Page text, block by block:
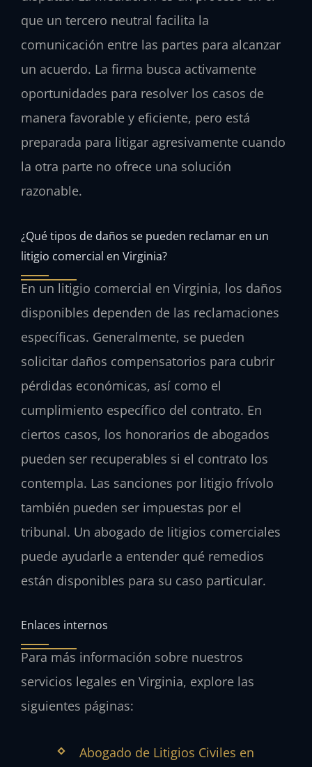
que un tercero neutral facilita la
comunicación entre las partes para alcanzar
un acuerdo. La firma busca activamente
oportunidades para resolver los casos de
manera favorable y eficiente, pero está
preparada para litigar agresivamente cuando
la otra parte no ofrece una solución
razonable.
¿Qué tipos de daños se pueden reclamar en un
litigio comercial en Virginia?
En un litigio comercial en Virginia, los daños
disponibles dependen de las reclamaciones
específicas. Generalmente, se pueden
solicitar daños compensatorios para cubrir
pérdidas económicas, así como el
cumplimiento específico del contrato. En
ciertos casos, los honorarios de abogados
pueden ser recuperables si el contrato los
contempla. Las sanciones por litigio frívolo
también pueden ser impuestas por el
tribunal. Un abogado de litigios comerciales
puede ayudarle a entender qué remedios
están disponibles para su caso particular.
Enlaces internos
Para más información sobre nuestros
servicios legales en Virginia, explore las
siguientes páginas:
Abogado de Litigios Civiles en